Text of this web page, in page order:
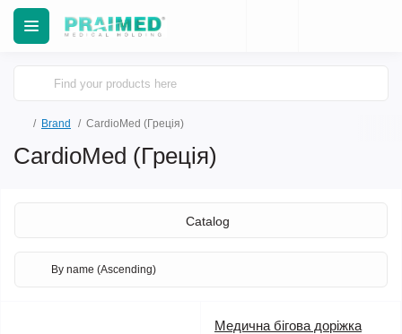
Brand CardioMed (Греція)
CardioMed (Греція)
Catalog
Медична бігова доріжка